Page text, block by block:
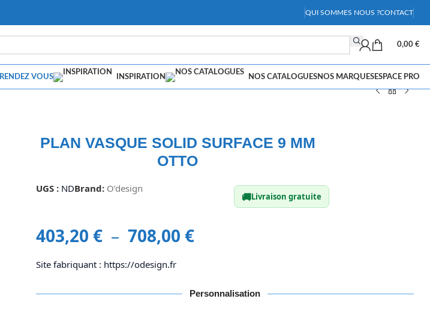
QUI SOMMES NOUS ?CONTACT
0,00 €
RENDEZ VOUS INSPIRATION NOS CATALOGUESNOS MARQUESESPACE PRO
PLAN VASQUE SOLID SURFACE 9 MM
OTTO
UGS : NDBrand: O’design
🚚Livraison gratuite
403,20 € – 708,00 €
Site fabriquant : https://odesign.fr
Personnalisation